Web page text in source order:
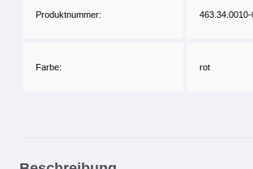
Produktnummer: 463.34.0010-
Farbe: rot